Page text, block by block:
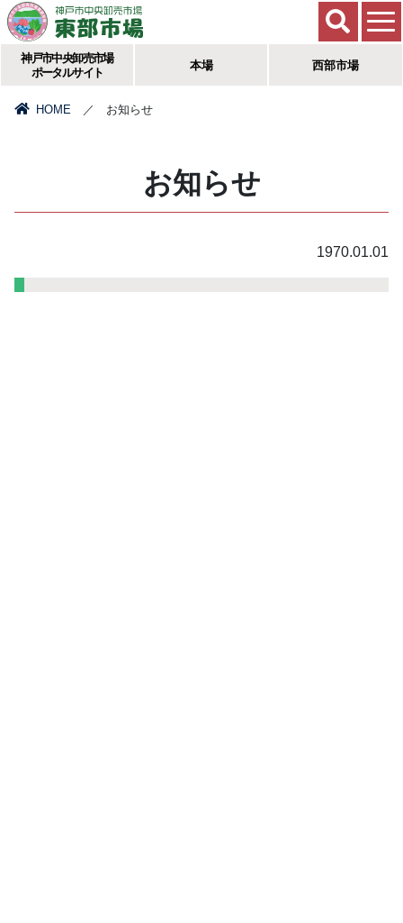
神戸市中央卸売市場
ポータルサイト
本場 西部市場
HOME ／ お知らせ
お知らせ
1970.01.01